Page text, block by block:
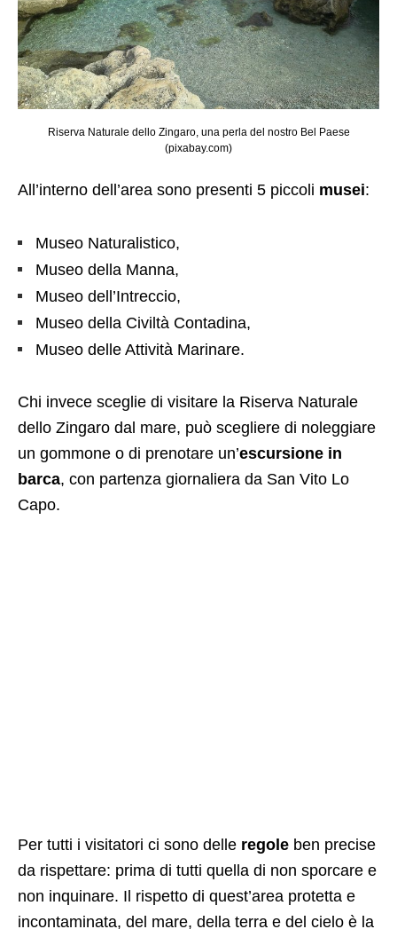
Riserva Naturale dello Zingaro, una perla del nostro Bel Paese
(pixabay.com)
All’interno dell’area sono presenti 5 piccoli musei:
Museo Naturalistico,
Museo della Manna,
Museo dell’Intreccio,
Museo della Civiltà Contadina,
Museo delle Attività Marinare.
Chi invece sceglie di visitare la Riserva Naturale
dello Zingaro dal mare, può scegliere di noleggiare
un gommone o di prenotare un’escursione in
barca, con partenza giornaliera da San Vito Lo
Capo.
Per tutti i visitatori ci sono delle regole ben precise
da rispettare: prima di tutti quella di non sporcare e
non inquinare. Il rispetto di quest’area protetta e
incontaminata, del mare, della terra e del cielo è la